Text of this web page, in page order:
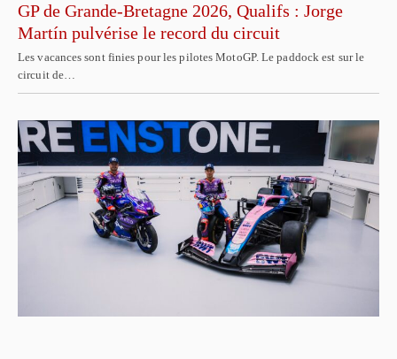
GP de Grande-Bretagne 2026, Qualifs : Jorge
Martín pulvérise le record du circuit
Les vacances sont finies pour les pilotes MotoGP. Le paddock est sur le
circuit de…